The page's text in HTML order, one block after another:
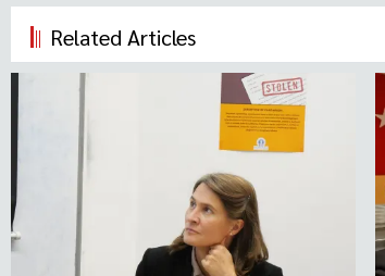
Related Articles